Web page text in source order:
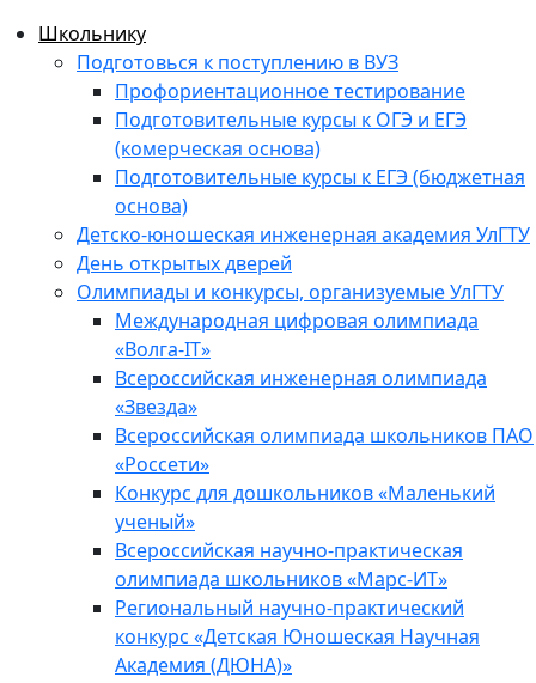
Школьнику
Подготовься к поступлению в ВУЗ
Профориентационное тестирование
Подготовительные курсы к ОГЭ и ЕГЭ
(комерческая основа)
Подготовительные курсы к ЕГЭ (бюджетная
основа)
Детско-юношеская инженерная академия УлГТУ
День открытых дверей
Олимпиады и конкурсы, организуемые УлГТУ
Международная цифровая олимпиада
«Волга-IT»
Всероссийская инженерная олимпиада
«Звезда»
Всероссийская олимпиада школьников ПАО
«Россети»
Конкурс для дошкольников «Маленький
ученый»
Всероссийская научно-практическая
олимпиада школьников «Марс-ИТ»
Региональный научно-практический
конкурс «Детская Юношеская Научная
Академия (ДЮНА)»